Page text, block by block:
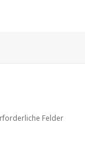
Felder